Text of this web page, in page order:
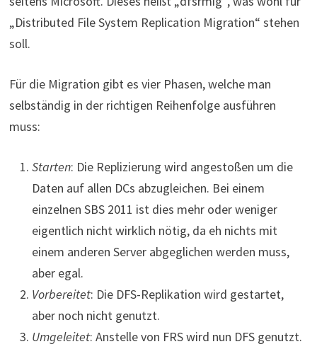
„Distributed File System Replication Migration“ stehen
soll.
Für die Migration gibt es vier Phasen, welche man
selbständig in der richtigen Reihenfolge ausführen
muss:
Starten: Die Replizierung wird angestoßen um die
Daten auf allen DCs abzugleichen. Bei einem
einzelnen SBS 2011 ist dies mehr oder weniger
eigentlich nicht wirklich nötig, da eh nichts mit
einem anderen Server abgeglichen werden muss,
aber egal.
Vorbereitet: Die DFS-Replikation wird gestartet,
aber noch nicht genutzt.
Umgeleitet: Anstelle von FRS wird nun DFS genutzt.